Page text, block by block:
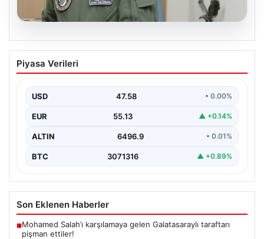
Rafet Dalkıran kimdir? Yeni Hava
Kuvvetleri Komutanı Rafet Dalkıran’ın
Piyasa Verileri
USD 47.58 • 0.00%
EUR 55.13 ▲ +0.14%
ALTIN 6496.9 • 0.01%
BTC 3071316 ▲ +0.89%
Son Eklenen Haberler
■Mohamed Salah’ı karşılamaya gelen Galatasaraylı taraftarı
pişman ettiler!